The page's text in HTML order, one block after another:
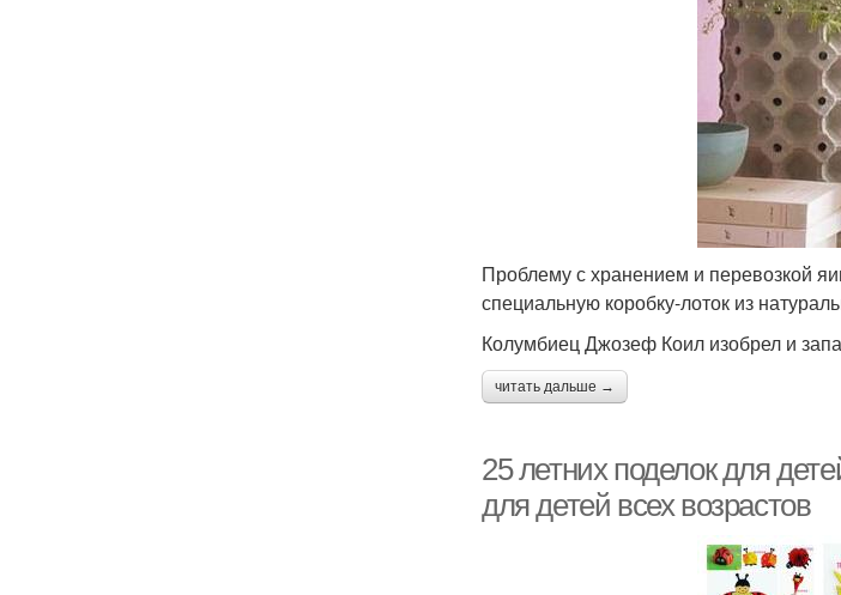
Проблему с хранением и перевозкой
специальную коробку-лоток из
Колумбиец Джозеф Коил изобрел и
читать дальше →
25 летних поделок для
для детей всех возрастов